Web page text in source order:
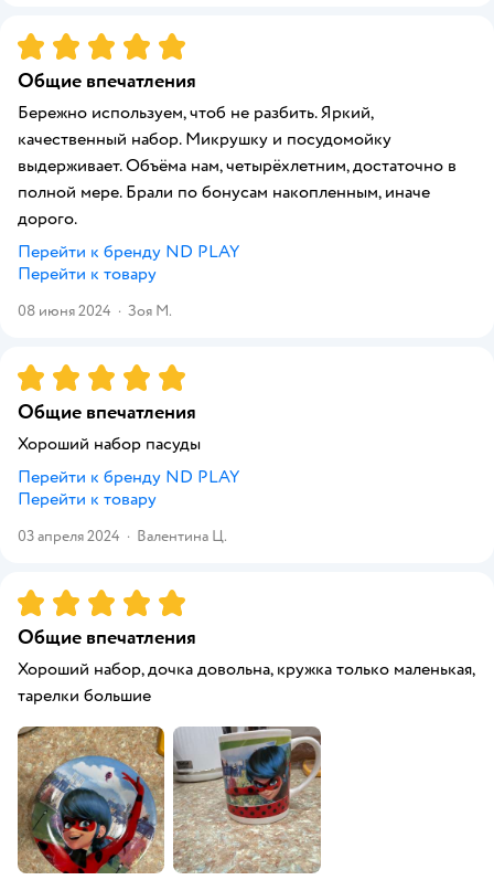
Рейтинг:5
Общие впечатления
Бережно используем, чтоб не разбить. Яркий,
качественный набор. Микрушку и посудомойку
выдерживает. Объёма нам, четырёхлетним, достаточно в
полной мере. Брали по бонусам накопленным, иначе
дорого.
Перейти к бренду ND PLAY
Перейти к товару
08 июня 2024 · Зоя М.
Рейтинг:5
Общие впечатления
Хороший набор пасуды
Перейти к бренду ND PLAY
Перейти к товару
03 апреля 2024 · Валентина Ц.
Рейтинг:5
Общие впечатления
Хороший набор, дочка довольна, кружка только маленькая,
тарелки большие